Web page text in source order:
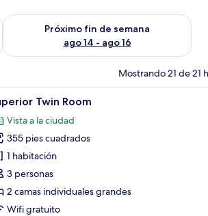
semana ago 7 - ago 9
Próximo fin de semana
ago 14 - ago 16
Consulta la disponibilidad para el
Mostrando 21 de 21
cama grande, un televisor de pantalla plana,
Una habitación de
9 Twin Room
Vista a la ciudad
355 pies cuadrados
1 habitación
3 personas
2 camas individuales grandes
Wifi gratuito